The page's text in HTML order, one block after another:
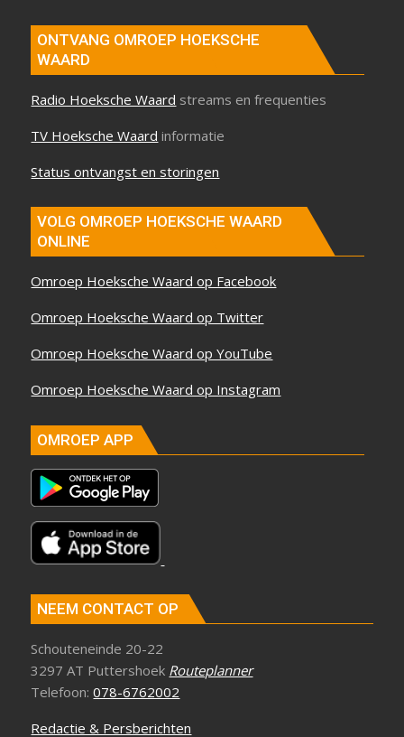
ONTVANG OMROEP HOEKSCHE
WAARD
Radio Hoeksche Waard streams en frequenties
TV Hoeksche Waard informatie
Status ontvangst en storingen
VOLG OMROEP HOEKSCHE WAARD
ONLINE
Omroep Hoeksche Waard op Facebook
Omroep Hoeksche Waard op Twitter
Omroep Hoeksche Waard op YouTube
Omroep Hoeksche Waard op Instagram
OMROEP APP
NEEM CONTACT OP
Schouteneinde 20-22
3297 AT Puttershoek Routeplanner
Telefoon:078-6762002
Redactie & Persberichten